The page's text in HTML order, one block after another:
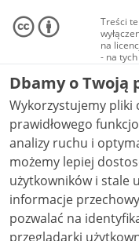
Treści
na
- na
audio i
Creative
NC-ND
Dbamy o Twoją
Wykorzystujemy pliki
prawidłowego
analizy ruchu i
możemy lepiej
użytkowników i stale
informacje
pozwalać na
przeglądarki